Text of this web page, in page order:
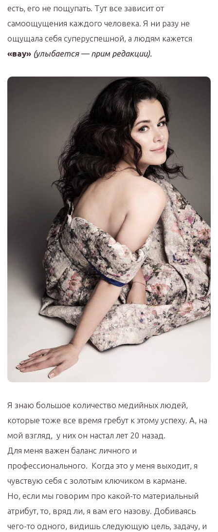
есть, его не пощупать. Тут все зависит от
самоощущения каждого человека. Я ни разу не
ощущала себя суперуспешной, а людям кажется
«вау» (улыбается — прим редакции).
Я знаю большое количество медийных людей,
которые тоже все время гребут к этому успеху. А, на
мой взгляд, у них он настал лет 20 назад.
Для меня важен баланс личного и
профессионального. Когда это у меня выходит, я
чувствую себя с золотым ключиком в кармане.
Но, если мы говорим про какой-то материальный
атрибут, то, вряд ли, я вам его назову. Добиваясь
чего-то одного, видишь следующую цель, задачу, и